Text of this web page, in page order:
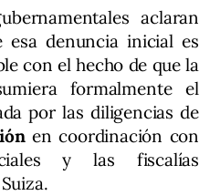
aclaran
denuncia inicial es
con el hecho de que la
formalmente el
por las diligencias de
en coordinación con
y las fiscalías